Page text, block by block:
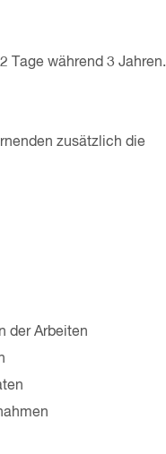
Tage während 3 Jahren.
zusätzlich die
der Arbeiten